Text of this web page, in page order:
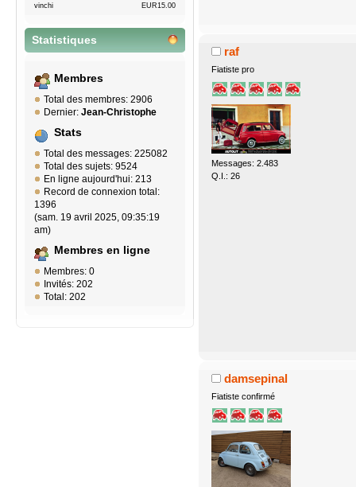
vinchi
EUR15.00
Statistiques
Membres
Total des membres: 2906
Dernier: Jean-Christophe
Stats
Total des messages: 225082
Total des sujets: 9524
En ligne aujourd'hui: 213
Record de connexion total:
1396
(sam. 19 avril 2025, 09:35:19
am)
Membres en ligne
Membres: 0
Invités: 202
Total: 202
raf
Fiatiste pro
Messages: 2.483
Q.I.: 26
damsepinal
Fiatiste confirmé